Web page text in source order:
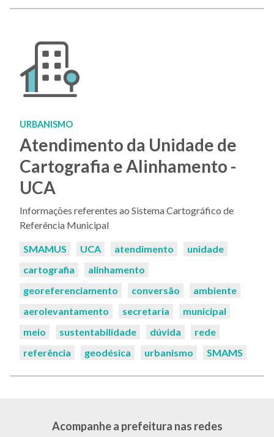
URBANISMO
Atendimento da Unidade de
Cartografia e Alinhamento -
UCA
Informações referentes ao Sistema Cartográfico de
Referência Municipal
Palavras-
SMAMUS UCA atendimento
unidade
cartografia
alinhamento
georeferenciamento
conversão
ambiente
aerolevantamento
secretaria
municipal
meio
sustentabilidade dúvida
rede
referência
geodésica urbanismo SMAMS
Acompanhe a prefeitura nas redes